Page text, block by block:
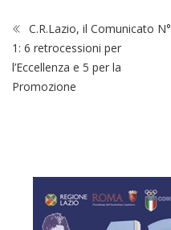
C.R.Lazio, il Comunicato N°
1: 6 retrocessioni per
l’Eccellenza e 5 per la
Promozione